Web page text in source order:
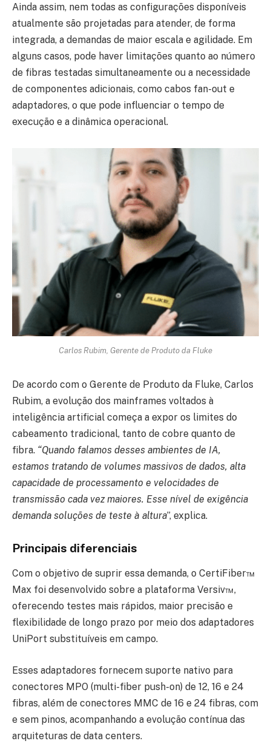
Ainda assim, nem todas as configurações disponíveis
atualmente são projetadas para atender, de forma
integrada, a demandas de maior escala e agilidade. Em
alguns casos, pode haver limitações quanto ao número
de fibras testadas simultaneamente ou a necessidade
de componentes adicionais, como cabos fan-out e
adaptadores, o que pode influenciar o tempo de
execução e a dinâmica operacional.
Carlos Rubim, Gerente de Produto da Fluke
De acordo com o Gerente de Produto da Fluke, Carlos
Rubim, a evolução dos mainframes voltados à
inteligência artificial começa a expor os limites do
cabeamento tradicional, tanto de cobre quanto de
fibra. “Quando falamos desses ambientes de IA,
estamos tratando de volumes massivos de dados, alta
capacidade de processamento e velocidades de
transmissão cada vez maiores. Esse nível de exigência
demanda soluções de teste à altura”, explica.
Principais diferenciais
Com o objetivo de suprir essa demanda, o CertiFiber™
Max foi desenvolvido sobre a plataforma Versiv™,
oferecendo testes mais rápidos, maior precisão e
flexibilidade de longo prazo por meio dos adaptadores
UniPort substituíveis em campo.
Esses adaptadores fornecem suporte nativo para
conectores MPO (multi-fiber push-on) de 12, 16 e 24
fibras, além de conectores MMC de 16 e 24 fibras, com
e sem pinos, acompanhando a evolução contínua das
arquiteturas de data centers.